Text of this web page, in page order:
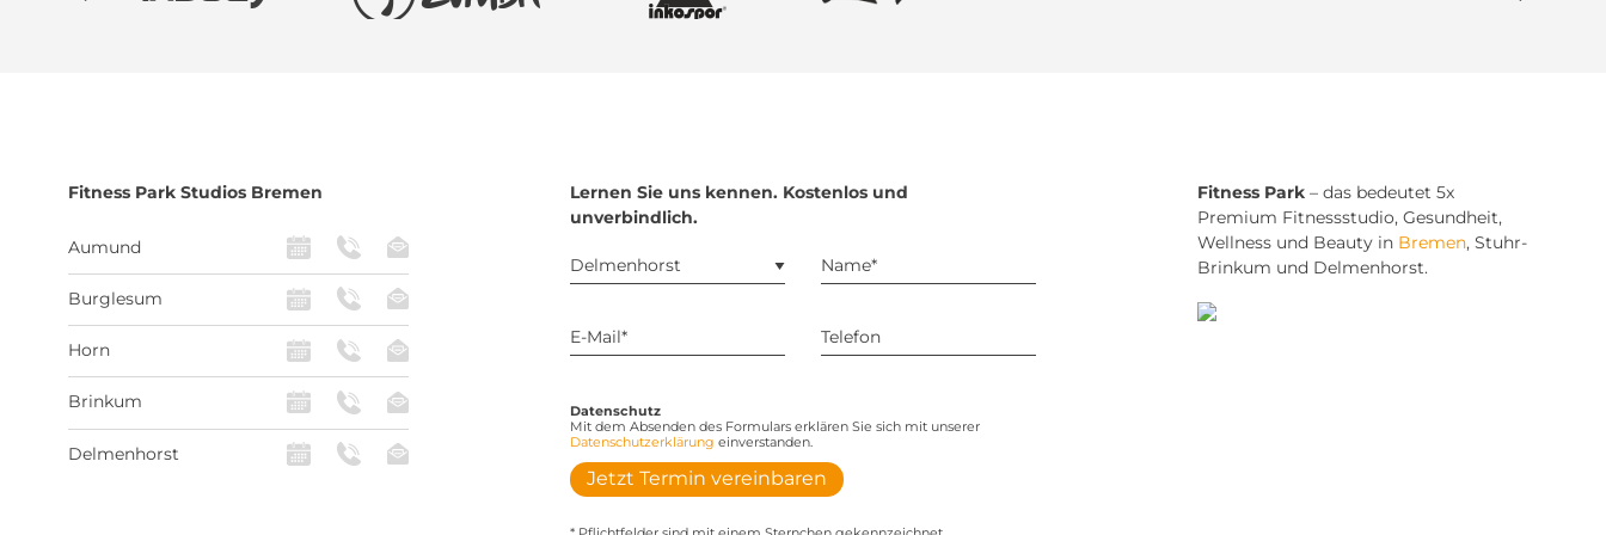
Fitness Park Studios Bremen
Aumund
Burglesum
Horn
Brinkum
Delmenhorst
Lernen Sie uns kennen. Kostenlos und
unverbindlich.
Datenschutz
Mit dem Absenden des Formulars erklären Sie sich mit unserer
Datenschutzerklärung einverstanden.
Jetzt Termin vereinbaren
Fitness Park – das bedeutet 5x
Premium Fitnessstudio, Gesundheit,
Wellness und Beauty in Bremen, Stuhr-
Brinkum und Delmenhorst.